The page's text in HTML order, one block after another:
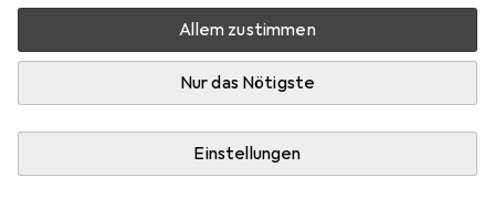
Allem zustimmen
Nur das Nötigste
Einstellungen
Bewertungen
Zwischen Mo, 17.8. und Do, 20.8. geliefert